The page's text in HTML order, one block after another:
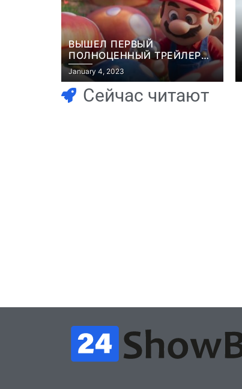
ВЫШЕЛ ПЕРВЫЙ
ПОЛНОЦЕННЫЙ ТРЕЙЛЕР
МУЛЬТФИЛЬМА “МАРИО”
January 4, 2023
Сейчас читают